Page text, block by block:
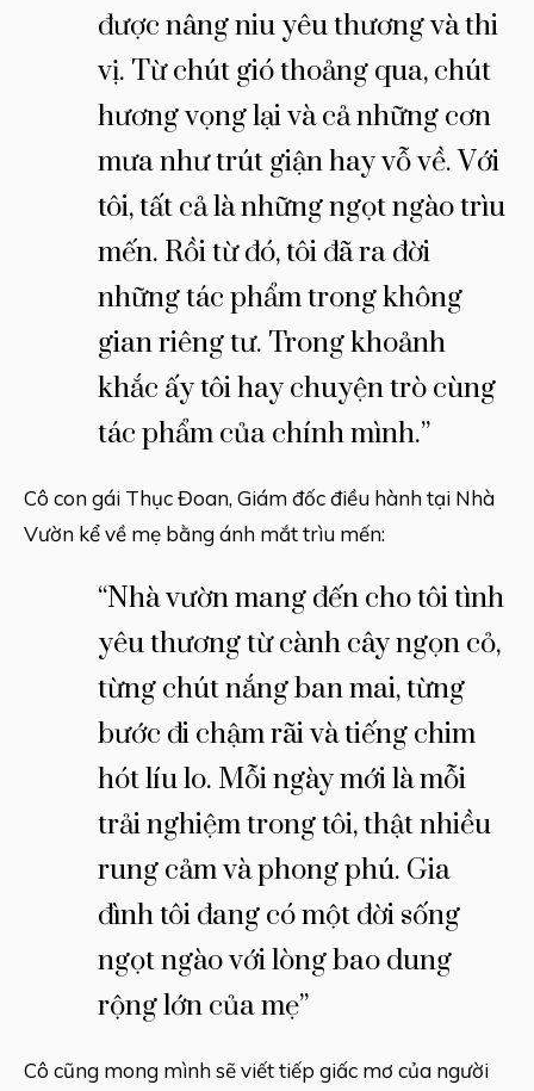
được nâng niu yêu thương và thi
vị. Từ chút gió thoảng qua, chút
hương vọng lại và cả những cơn
mưa như trút giận hay vỗ về. Với
tôi, tất cả là những ngọt ngào trìu
mến. Rồi từ đó, tôi đã ra đời
những tác phẩm trong không
gian riêng tư. Trong khoảnh
khắc ấy tôi hay chuyện trò cùng
tác phẩm của chính mình.”
Cô con gái Thục Đoan, Giám đốc điều hành tại Nhà
Vườn kể về mẹ bằng ánh mắt trìu mến:
“Nhà vườn mang đến cho tôi tình
yêu thương từ cành cây ngọn cỏ,
từng chút nắng ban mai, từng
bước đi chậm rãi và tiếng chim
hót líu lo. Mỗi ngày mới là mỗi
trải nghiệm trong tôi, thật nhiều
rung cảm và phong phú. Gia
đình tôi đang có một đời sống
ngọt ngào với lòng bao dung
rộng lớn của mẹ”
Cô cũng mong mình sẽ viết tiếp giấc mơ của người